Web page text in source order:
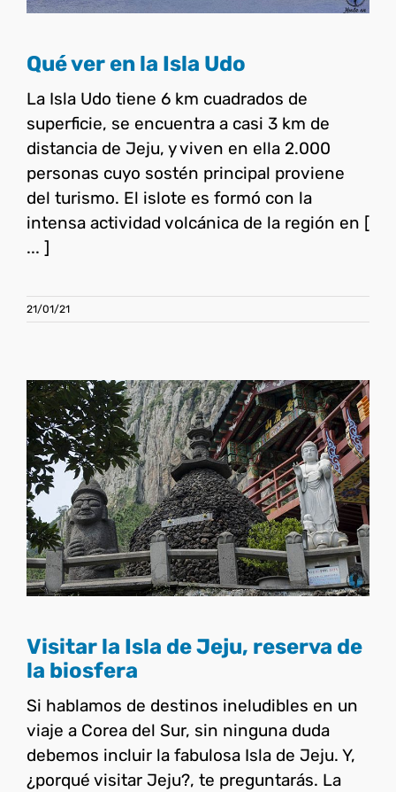
Qué ver en la Isla Udo
La Isla Udo tiene 6 km cuadrados de
superficie, se encuentra a casi 3 km de
distancia de Jeju, y viven en ella 2.000
personas cuyo sostén principal proviene
del turismo. El islote es formó con la
intensa actividad volcánica de la región en [
... ]
21/01/21
Visitar la Isla de Jeju,
reserva de la biosfera
Corea del Sur
Visitar la Isla de Jeju, reserva de
la biosfera
Si hablamos de destinos ineludibles en un
viaje a Corea del Sur, sin ninguna duda
debemos incluir la fabulosa Isla de Jeju. Y,
¿porqué visitar Jeju?, te preguntarás. La